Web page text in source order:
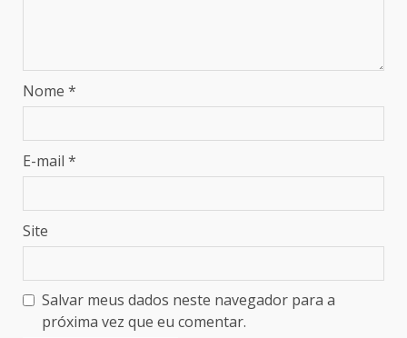
Nome *
E-mail *
Site
Salvar meus dados neste navegador para a
próxima vez que eu comentar.